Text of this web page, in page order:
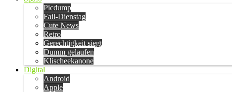
Picdump
Fail-Dienstag
Cute News
Retro
Gerechtigkeit siegt
Dumm gelaufen
Klischeekanone
Digital
Android
Apple